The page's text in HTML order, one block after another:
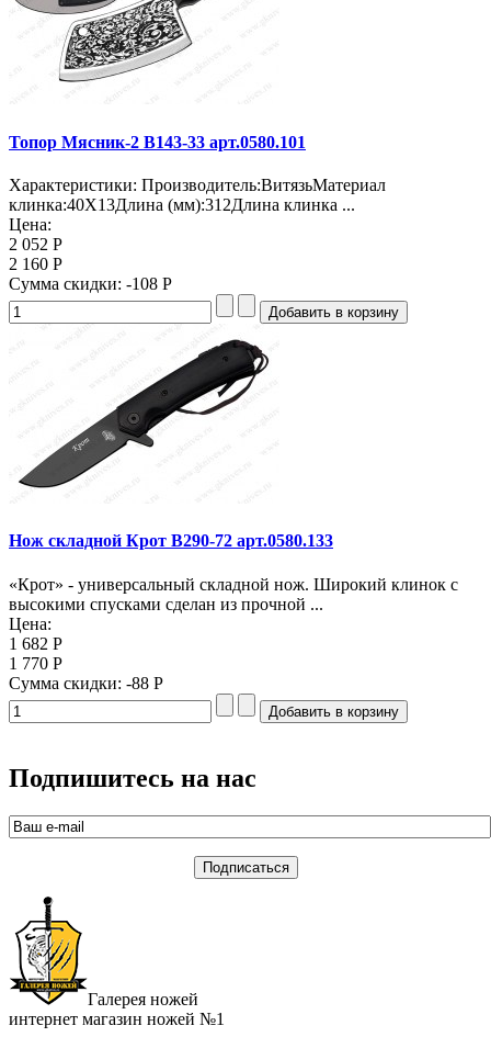
Топор Мясник-2 B143-33 арт.0580.101
Характеристики: Производитель:ВитязьМатериал
клинка:40Х13Длина (мм):312Длина клинка ...
Цена:
2 052 Р
2 160 Р
Сумма скидки: -108 Р
Нож складной Крот B290-72 арт.0580.133
«Крот» - универсальный складной нож. Широкий клинок с
высокими спусками сделан из прочной ...
Цена:
1 682 Р
1 770 Р
Сумма скидки: -88 Р
Подпишитесь на нас
Галерея ножей
интернет магазин ножей №1